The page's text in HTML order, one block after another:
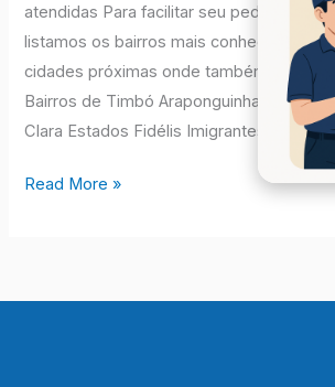
atendidas Para facilitar seu pedido e
listamos os bairros mais conhecidos de
cidades próximas onde também
Bairros de Timbó Araponguinhas Bela
Clara Estados Fidélis Imigrantes Mulde
Read More »